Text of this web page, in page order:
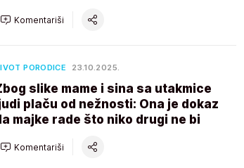
Komentariši
PORODICE 23.10.2025.
slike mame i sina sa utakmice
plaču od nežnosti: Ona je dokaz
majke rade što niko drugi ne bi
Komentariši